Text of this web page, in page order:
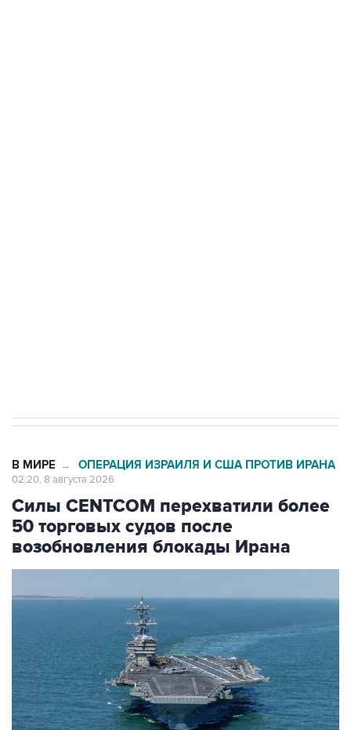
В МИРЕ → ОПЕРАЦИЯ ИЗРАИЛЯ И США ПРОТИВ ИРАНА
02:20, 8 августа 2026
Силы CENTCOM перехватили более
50 торговых судов после
возобновления блокады Ирана